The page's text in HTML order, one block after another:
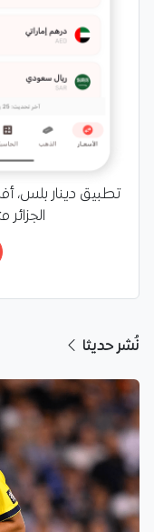
تطبيق دينار بلس،
نُشر حديثا